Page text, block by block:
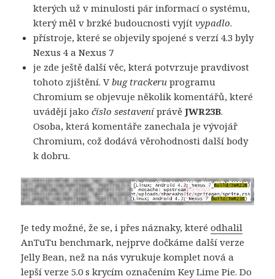
kterých už v minulosti pár informací o systému,
který měl v brzké budoucnosti vyjítvypadlo.
přístroje, které se objevily spojené s verzí 4.3 byly
Nexus 4 a Nexus 7
je zde ještě další věc, která potvrzuje pravdivost
tohoto zjištění. Vbug trackeru programu
Chromium se objevuje několik komentářů, které
uvádějí jakočíslo sestaveníprávěJWR23B.
Osoba, která komentáře zanechala je vývojář
Chromium, což dodává věrohodnosti další body
k dobru.
Je tedy možné, že se, i přes náznaky, kteréodhalil
AnTuTu benchmark, nejprve dočkáme další verze
Jelly Bean, než na nás vyrukuje komplet nová a
lepší verze 5.0 s krycím označením Key Lime Pie. Do